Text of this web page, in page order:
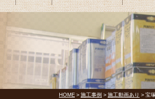
HOME > 施工事例 > 施工動画あり > 宝